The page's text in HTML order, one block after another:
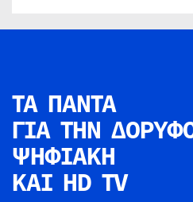
ΤΑ ΠΑΝΤΑ
ΓΙΑ ΤΗΝ
ΨΗΦΙΑΚΗ
ΚΑΙ HD TV